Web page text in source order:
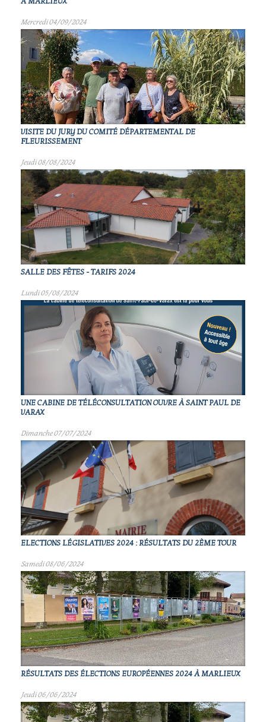
Mercredi 04/09/2024
VISITE DU JURY DU COMITÉ DÉPARTEMENTAL DE
FLEURISSEMENT
Jeudi 08/08/2024
SALLE DES FÊTES - TARIFS 2024
Lundi 05/08/2024
UNE CABINE DE TÉLÉCONSULTATION OUVRE À SAINT PAUL DE
VARAX
Dimanche 07/07/2024
ELECTIONS LÉGISLATIVES 2024 : RÉSULTATS DU 2ÈME TOUR
Samedi 08/06/2024
RÉSULTATS DES ÉLECTIONS EUROPÉENNES 2024 À MARLIEUX
Jeudi 06/06/2024